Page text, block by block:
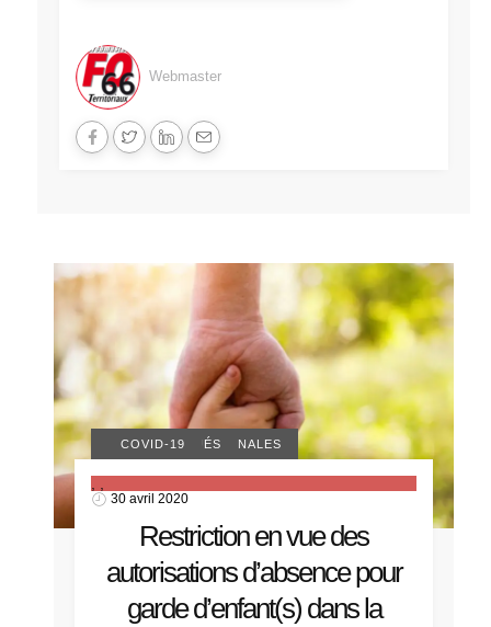
Webmaster
ACTUALITÉS NATIONALES
,
COMMUNIQUÉS
,
COVID-19
30 avril 2020
Restriction en vue des
autorisations d’absence pour
garde d’enfant(s) dans la